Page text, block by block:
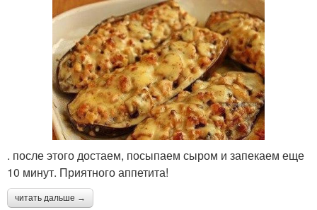
. после этого достаем, посыпаем сыром и запекаем еще
10 минут. Приятного аппетита!
читать дальше →